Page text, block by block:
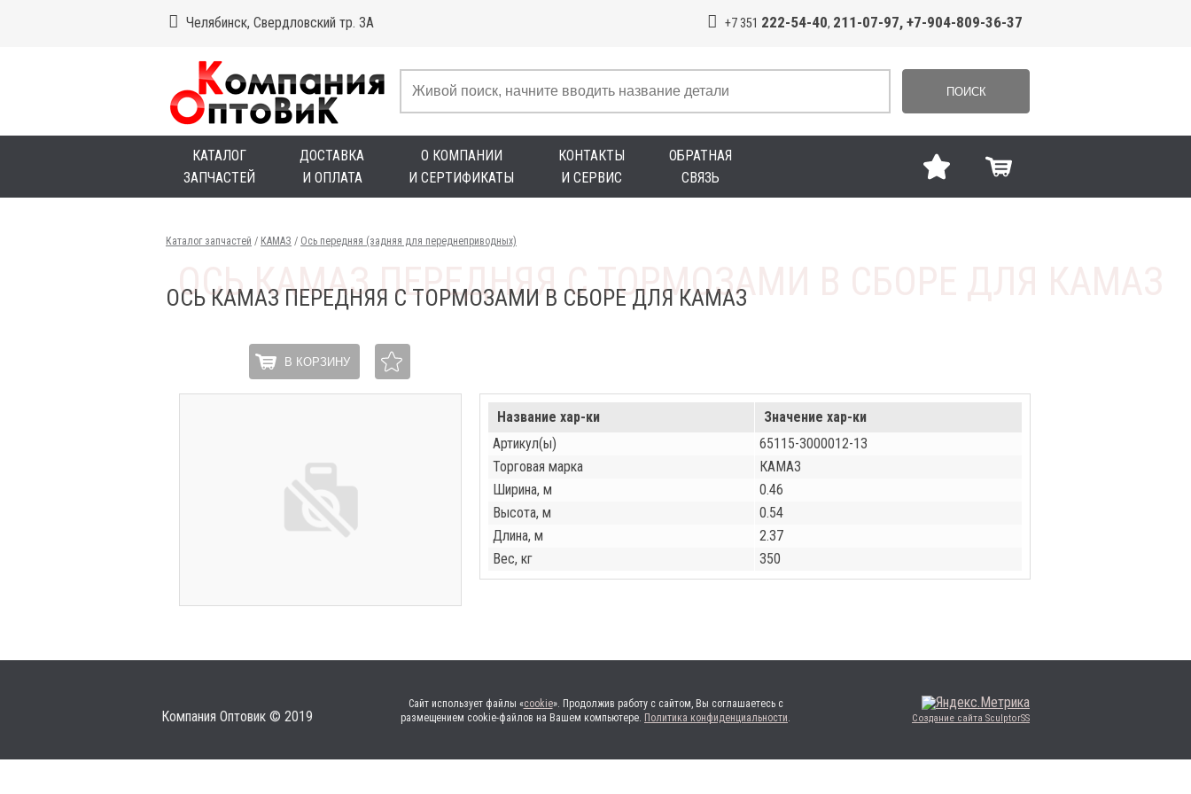
Челябинск, Свердловский тр. 3А +7 351 222-54-40, 211-07-97, +7-904-809-36-37
ПОИСК
КАТАЛОГ
ЗАПЧАСТЕЙ
ДОСТАВКА
И ОПЛАТА
О КОМПАНИИ
И СЕРТИФИКАТЫ
КОНТАКТЫ
И СЕРВИС
ОБРАТНАЯ
СВЯЗЬ
Каталог запчастей / КАМАЗ / Ось передняя (задняя для переднеприводных)
ОСЬ КАМАЗ ПЕРЕДНЯЯ С ТОРМОЗАМИ В СБОРЕ ДЛЯ КАМАЗ
В КОРЗИНУ
Название хар-ки
Значение хар-ки
Артикул(ы)
65115-3000012-13
Торговая марка
КАМАЗ
Ширина, м
0.46
Высота, м
0.54
Длина, м
2.37
Вес, кг
350
Компания Оптовик © 2019
Сайт использует файлы «cookie». Продолжив работу с сайтом, Вы соглашаетесь с
размещением cookie-файлов на Вашем компьютере. Политика конфиденциальности. Создание сайта SculptorSS